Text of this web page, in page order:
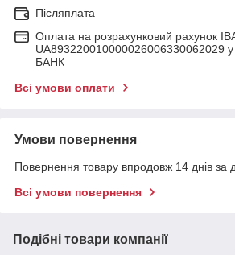
Післяплата
Оплата на розрахунковий рахунок
UA893220010000026006330062029
БАНК
Всі умови оплати
Умови повернення
Повернення товару впродовж 14 днів за
Всі умови повернення
Подібні товари компанії